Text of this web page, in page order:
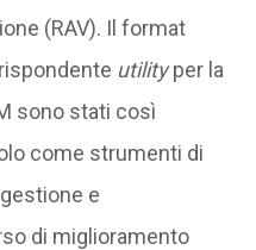
(RAV). Il format
utilityper la
sono stati così
come strumenti di
e
di miglioramento